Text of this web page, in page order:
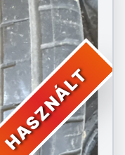
HASZNÁLT